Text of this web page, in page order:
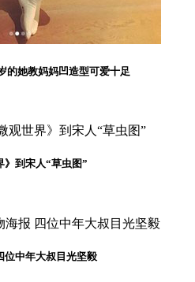
的她教妈妈凹造型可爱十足
》到宋人“草虫图”
位中年大叔目光坚毅